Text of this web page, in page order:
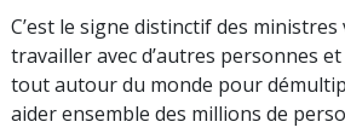
C’est le signe distinctif des
travailler avec d’autres personnes
tout autour du monde pour
aider ensemble des millions de